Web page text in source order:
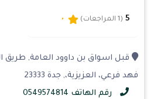
5 (1 المراجعات)
قبل اسواق بن داوود العامة, طريق
فهد فرعي، العزيزية،, جدة 23333
رقم الهاتف 0549574814